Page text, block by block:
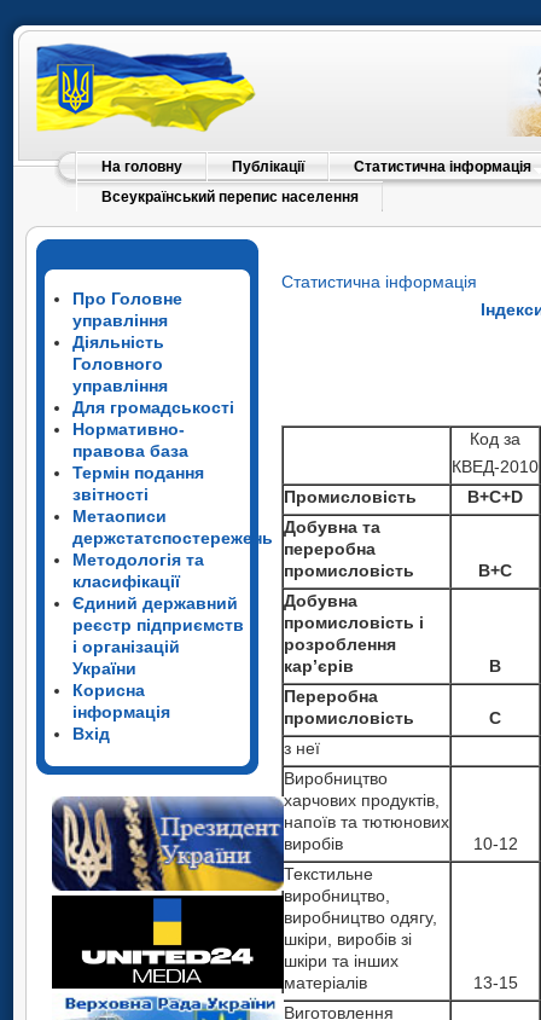
На головну Публікації
Статистична інформація
Всеукраїнський перепис населення
Про Головне
управління
Діяльність
Головного
управління
Для громадськості
Нормативно-
правова база
Термін подання
звітності
Метаописи
держстатспостережень
Методологія та
класифікації
Єдиний державний
реєстр підприємств
і організацій
України
Корисна
інформація
Вхід
Статистична інформація
Код за
КВЕД-2010
Промисловість
B+C+D
Добувна та
переробна
промисловість
B+C
Добувна
промисловість і
розроблення
кар’єрів
B
Переробна
промисловість
С
з неї
Виробництво
харчових продуктів,
напоїв та тютюнових
виробів
10-12
Текстильне
виробництво,
виробництво одягу,
шкіри, виробів зі
шкіри та інших
матеріалів
13-15
Виготовлення